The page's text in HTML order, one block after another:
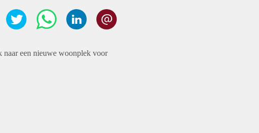
naar een nieuwe woonplek voor